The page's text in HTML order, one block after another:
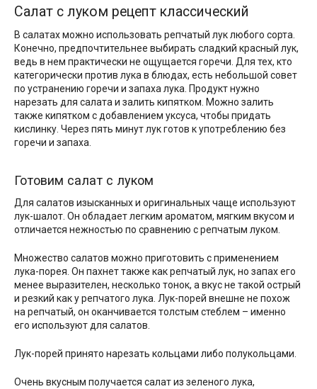
Салат с луком рецепт классический
В салатах можно использовать репчатый лук любого сорта.
Конечно, предпочтительнее выбирать сладкий красный лук,
ведь в нем практически не ощущается горечи. Для тех, кто
категорически против лука в блюдах, есть небольшой совет
по устранению горечи и запаха лука. Продукт нужно
нарезать для салата и залить кипятком. Можно залить
также кипятком с добавлением уксуса, чтобы придать
кислинку. Через пять минут лук готов к употреблению без
горечи и запаха.
Готовим салат с луком
Для салатов изысканных и оригинальных чаще используют
лук-шалот. Он обладает легким ароматом, мягким вкусом и
отличается нежностью по сравнению с репчатым луком.
Множество салатов можно приготовить с применением
лука-порея. Он пахнет также как репчатый лук, но запах его
менее выразителен, несколько тонок, а вкус не такой острый
и резкий как у репчатого лука. Лук-порей внешне не похож
на репчатый, он оканчивается толстым стеблем – именно
его используют для салатов.
Лук-порей принято нарезать кольцами либо полукольцами.
Очень вкусным получается салат из зеленого лука,